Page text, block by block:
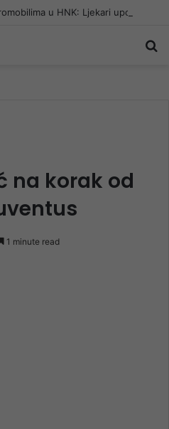
na korak od
1 minute read